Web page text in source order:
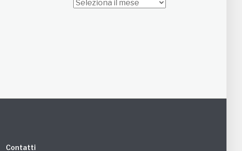
Archivi
Contatti